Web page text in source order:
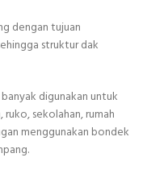
dengan tujuan
struktur dak
digunakan untuk
sekolahan, rumah
menggunakan bondek